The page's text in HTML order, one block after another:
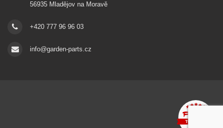
56935 Mladějov na Moravě
+420 777 96 96 03
info@garden-parts.cz